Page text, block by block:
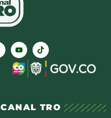
CANAL TRO